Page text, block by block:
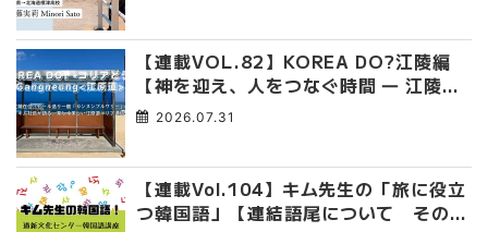
【連載VOL.82】KOREA DO?江陵編
【神を迎え、人をつなぐ時間 ― 江陵端
午祭 】
2026.07.31
【連載Vol.104】キム先生の「旅に役立
つ韓国語」【連結語尾について その